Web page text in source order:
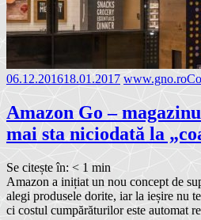
06.12.201618.01.2017 www.gno.ro
Amazon Go –
mai sta niciodată la
Se citește în:< 1 min
Amazon a inițiat un nou concept de
alegi produsele dorite, iar la ieșire nu
ci costul cumpărăturilor este automat